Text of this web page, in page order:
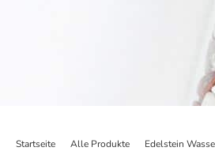
Startseite Alle Produkte Edelstein